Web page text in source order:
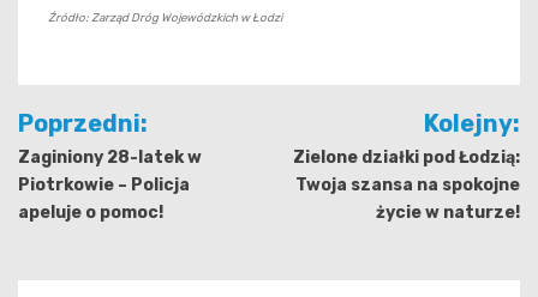
Źródło: Zarząd Dróg Wojewódzkich w Łodzi
Nawigacja
wpisu
Poprzedni:
Zaginiony 28-latek w
Piotrkowie – Policja
apeluje o pomoc!
Kolejny:
Zielone działki pod Łodzią:
Twoja szansa na spokojne
życie w naturze!